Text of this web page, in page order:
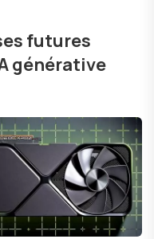
futures
générative